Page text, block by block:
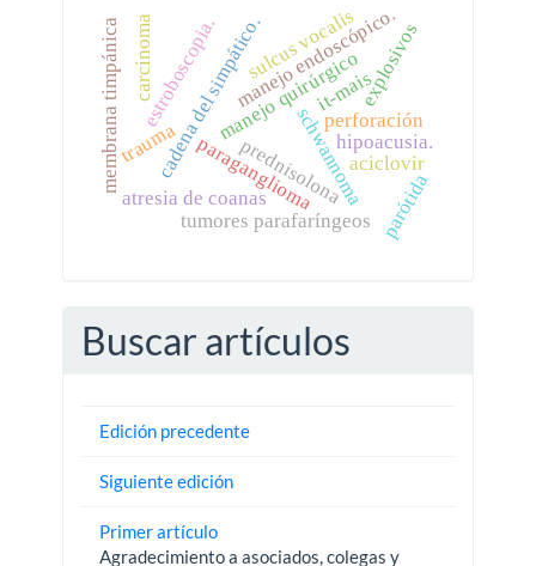
schwannoma
paraganglioma
tumores parafaríngeos
cadena del simpático.
atresia de coanas
manejo quirúrgico
manejo endoscópico.
perforación
membrana timpánicatrauma
explosivos
hipoacusia.
sulcus vocalis
estroboscopia.
prednisolonaaciclovir
carcinoma
parótida
it-mais
Buscar artículos
Edición precedente
Siguiente edición
Primer artículo
Agradecimiento a asociados, colegas y